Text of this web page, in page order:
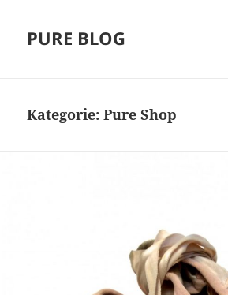
PURE BLOG
Kategorie:Pure Shop